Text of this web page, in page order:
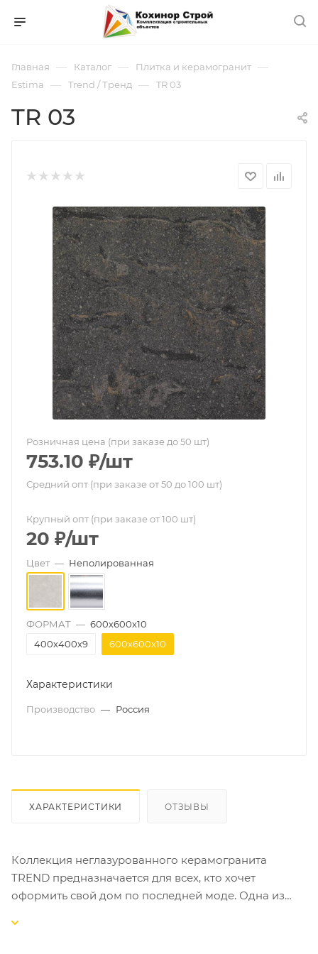
Главная — Каталог — Плитка и керамогранит —
Estima — Trend / Тренд — TR 03
TR 03
Розничная цена (при заказе до 50 шт)
753.10 ₽/шт
Средний опт (при заказе от 50 до 100 шт)
Крупный опт (при заказе от 100 шт)
20 ₽/шт
Цвет — Неполированная
ФОРМАТ — 600х600х10
400х400х9
600х600х10
Характеристики
Производство — Россия
ХАРАКТЕРИСТИКИ ОТЗЫВЫ
Коллекция неглазурованного керамогранита
TREND предназначается для всех, кто хочет
оформить свой дом по последней моде. Одна из